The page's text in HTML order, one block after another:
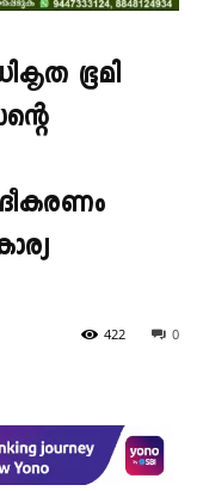
ഭൂമി
0
422